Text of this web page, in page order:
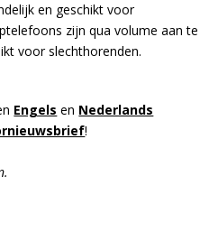
en geschikt voor
zijn qua volume aan te
voor slechthorenden.
Engels en Nederlands
!